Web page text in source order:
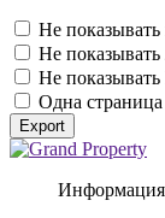
Не показывать
Не показывать
Не
Одна страница
Export
Информация